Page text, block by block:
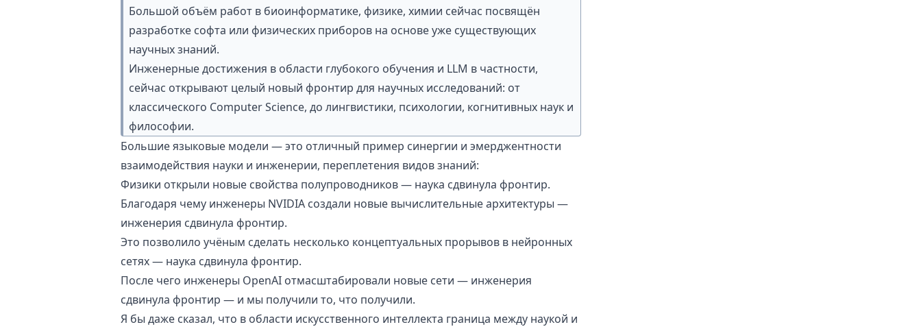
Большой объём работ в биоинформатике, физике, химии сейчас посвящён
разработке софта или физических приборов на основе уже существующих
научных знаний.
Инженерные достижения в области глубокого обучения и LLM в частности,
сейчас открывают целый новый фронтир для научных исследований: от
классического Computer Science, до лингвистики, психологии, когнитивных наук и
философии.
Большие языковые модели — это отличный пример синергии и эмерджентности
взаимодействия науки и инженерии, переплетения видов знаний:
Физики открыли новые свойства полупроводников — наука сдвинула фронтир.
Благодаря чему инженеры NVIDIA создали новые вычислительные архитектуры —
инженерия сдвинула фронтир.
Это позволило учёным сделать несколько концептуальных прорывов в нейронных
сетях — наука сдвинула фронтир.
После чего инженеры OpenAI отмасштабировали новые сети — инженерия
сдвинула фронтир — и мы получили то, что получили.
Я бы даже сказал, что в области искусственного интеллекта граница между наукой и